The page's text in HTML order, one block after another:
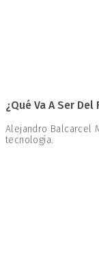
¿Qué Va A Ser
Alejandro Balcarcel
tecnología.